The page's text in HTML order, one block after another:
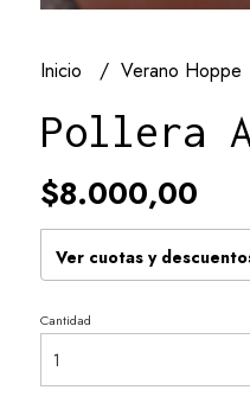
Inicio Verano Hoppe
Pollera
$8.000,00
Ver cuotas y
Cantidad